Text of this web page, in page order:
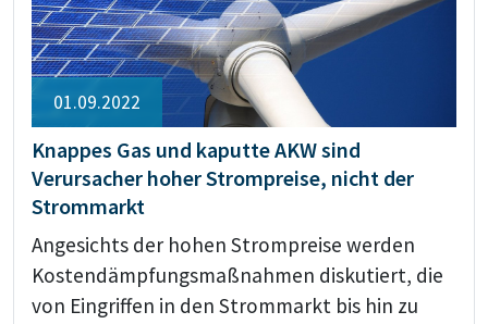
01.09.2022
Knappes Gas und kaputte AKW sind
Verursacher hoher Strompreise, nicht der
Strommarkt
Angesichts der hohen Strompreise werden
Kostendämpfungsmaßnahmen diskutiert, die
von Eingriffen in den Strommarkt bis hin zu